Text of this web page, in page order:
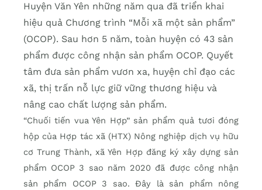
Huyện Văn Yên những năm qua đã triển khai
hiệu quả Chương trình “Mỗi xã một sản phẩm”
(OCOP). Sau hơn 5 năm, toàn huyện có 43 sản
phẩm được công nhận sản phẩm OCOP. Quyết
tâm đưa sản phẩm vươn xa, huyện chỉ đạo các
xã, thị trấn nỗ lực giữ vững thương hiệu và
nâng cao chất lượng sản phẩm.
“Chuối tiến vua Yên Hợp” sản phẩm quả tươi đóng
hộp của Hợp tác xã (HTX) Nông nghiệp dịch vụ hữu
cơ Trung Thành, xã Yên Hợp đăng ký xây dựng sản
phẩm OCOP 3 sao năm 2020 đã được công nhận
sản phẩm OCOP 3 sao. Đây là sản phẩm nông